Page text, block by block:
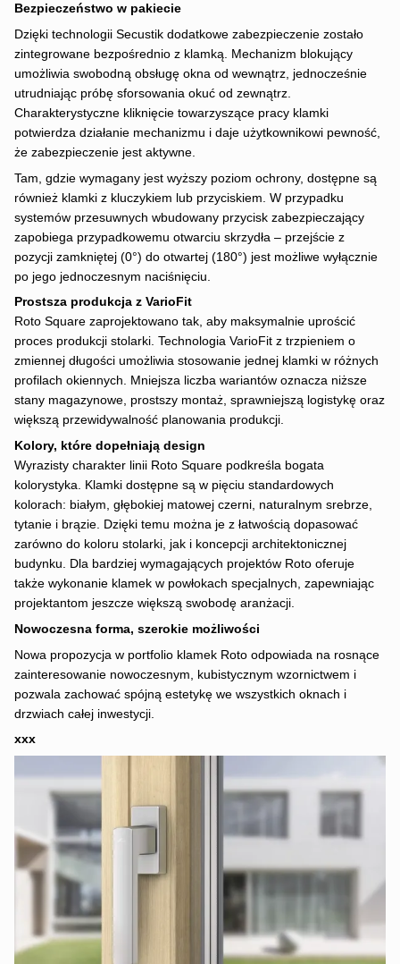
Bezpieczeństwo w pakiecie
Dzięki technologii Secustik dodatkowe zabezpieczenie zostało
zintegrowane bezpośrednio z klamką. Mechanizm blokujący
umożliwia swobodną obsługę okna od wewnątrz, jednocześnie
utrudniając próbę sforsowania okuć od zewnątrz.
Charakterystyczne kliknięcie towarzyszące pracy klamki
potwierdza działanie mechanizmu i daje użytkownikowi pewność,
że zabezpieczenie jest aktywne.
Tam, gdzie wymagany jest wyższy poziom ochrony, dostępne są
również klamki z kluczykiem lub przyciskiem. W przypadku
systemów przesuwnych wbudowany przycisk zabezpieczający
zapobiega przypadkowemu otwarciu skrzydła – przejście z
pozycji zamkniętej (0°) do otwartej (180°) jest możliwe wyłącznie
po jego jednoczesnym naciśnięciu.
Prostsza produkcja z VarioFit
Roto Square zaprojektowano tak, aby maksymalnie uprościć
proces produkcji stolarki. Technologia VarioFit z trzpieniem o
zmiennej długości umożliwia stosowanie jednej klamki w różnych
profilach okiennych. Mniejsza liczba wariantów oznacza niższe
stany magazynowe, prostszy montaż, sprawniejszą logistykę oraz
większą przewidywalność planowania produkcji.
Kolory, które dopełniają design
Wyrazisty charakter linii Roto Square podkreśla bogata
kolorystyka. Klamki dostępne są w pięciu standardowych
kolorach: białym, głębokiej matowej czerni, naturalnym srebrze,
tytanie i brązie. Dzięki temu można je z łatwością dopasować
zarówno do koloru stolarki, jak i koncepcji architektonicznej
budynku. Dla bardziej wymagających projektów Roto oferuje
także wykonanie klamek w powłokach specjalnych, zapewniając
projektantom jeszcze większą swobodę aranżacji.
Nowoczesna forma, szerokie możliwości
Nowa propozycja w portfolio klamek Roto odpowiada na rosnące
zainteresowanie nowoczesnym, kubistycznym wzornictwem i
pozwala zachować spójną estetykę we wszystkich oknach i
drzwiach całej inwestycji.
xxx